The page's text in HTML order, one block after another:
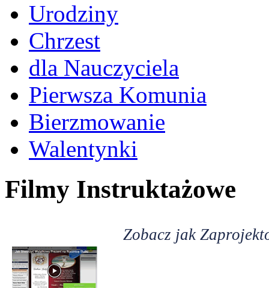
Urodziny
Chrzest
dla Nauczyciela
Pierwsza Komunia
Bierzmowanie
Walentynki
Filmy Instruktażowe
Zobacz jak